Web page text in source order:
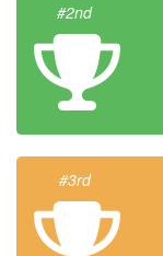
#2nd
#3rd